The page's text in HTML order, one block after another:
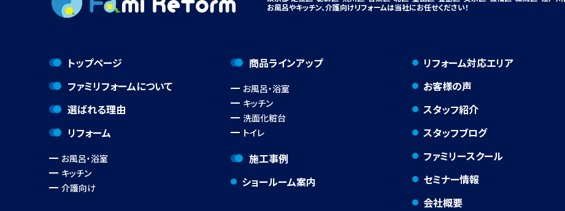
お風呂やキッチン、介護向けリフォームは当社にお任せください！
トップページ
ファミリフォームについて
選ばれる理由
リフォーム
お風呂・浴室
キッチン
介護向け
商品ラインアップ
お風呂・浴室
キッチン
洗面化粧台
トイレ
施工事例
ショールーム案内
リフォーム対応エリア
お客様の声
スタッフ紹介
スタッフブログ
ファミリースクール
セミナー情報
会社概要